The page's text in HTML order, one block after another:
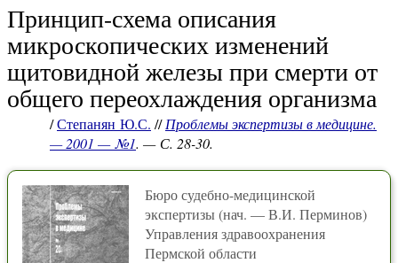
Принцип-схема описания
микроскопических изменений
щитовидной железы при смерти от
общего переохлаждения организма
/Степанян Ю.С. //Проблемы экспертизы в медицине.
— 2001 — №1. — С. 28-30.
Бюро судебно-медицинской
экспертизы (нач. — В.И. Перминов)
Управления здравоохранения
Пермской области